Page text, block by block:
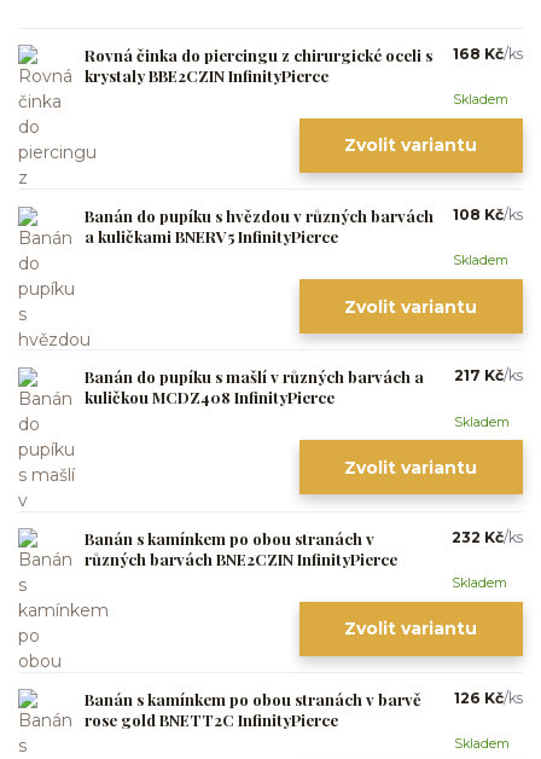
Rovná činka do piercingu z chirurgické oceli s
krystaly BBE2CZIN InfinityPierce
168 Kč/ks
Skladem
Zvolit variantu
Banán do pupíku s hvězdou v různých barvách
a kuličkami BNERV5 InfinityPierce
108 Kč/ks
Skladem
Zvolit variantu
Banán do pupíku s mašlí v různých barvách a
kuličkou MCDZ408 InfinityPierce
217 Kč/ks
Skladem
Zvolit variantu
Banán s kamínkem po obou stranách v
různých barvách BNE2CZIN InfinityPierce
232 Kč/ks
Skladem
Zvolit variantu
Banán s kamínkem po obou stranách v barvě
rose gold BNETT2C InfinityPierce
126 Kč/ks
Skladem